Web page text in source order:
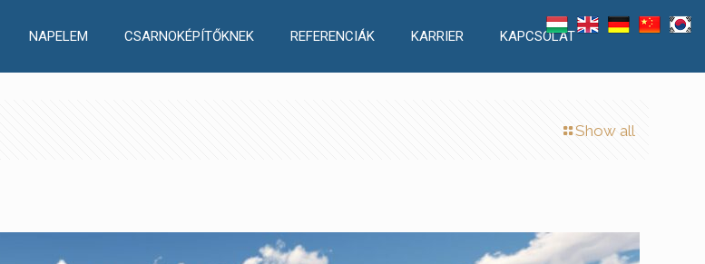
NAPELEM CSARNOKÉPÍTŐKNEK REFERENCIÁK KARRIER KAPCSOLAT
Show all